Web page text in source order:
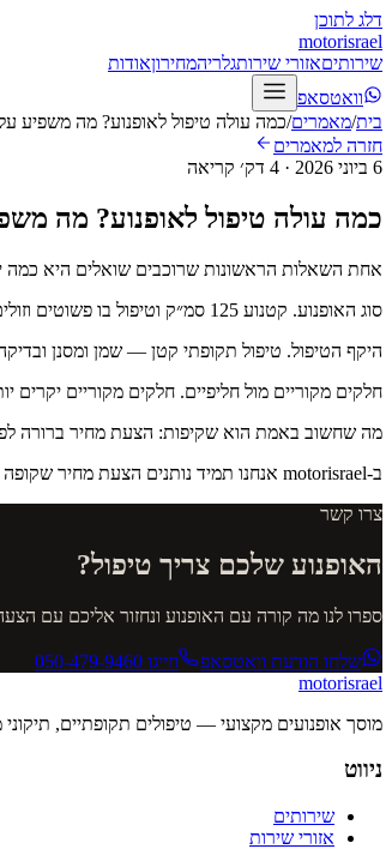
דלג לתוכן
motorisrael
שירותיםאזורי שירותגלריהמחירוןאודות
וואטסאפ
בית/מאמרים/כמה עולה טיפול לאופנוע? מה משפיע
חזרה למאמרים
6 ביוני 2026
·
4 דק׳ קריאה
כמה עולה טיפול לאופנוע? מה
אחת השאלות הראשונות שרוכבים שואלים היא כמה
סוג האופנוע. קטנוע 125 סמ״ק וטיפול בו פשוטים וזולים יותר מאופנוע כביש גדול או טורינג, שיש בו יותר נוזלים, מסננים וחלקים. ככל שהאופנוע גדול ומורכב יותר, כך עולה גם עלות החומרים והעבודה.
היקף הטיפול. טיפול תקופתי קטן — שמן ומסנן
חלקים מקוריים מול חליפיים. חלקים מקוריים
מה שחשוב באמת הוא שקיפות: הצעת מחיר ברורה
ב-motorisrael אנחנו תמיד נותנים הצעת מחיר שקופה מראש. ספרו לנו איזה אופנוע יש לכם ומה צריך, ונחזור אליכם עם מחיר ברור.
צרו קשר
האופנוע שלכם צריך טיפול?
ספרו לנו מה קורה עם האופנוע ונחזור אליכם עם
שלחו הודעת וואטסאפ חייגו 050-479-9460
motorisrael
מוסך אופנועים מקצועי — טיפולים תקופתיים,
ניווט
שירותים
אזורי שירות